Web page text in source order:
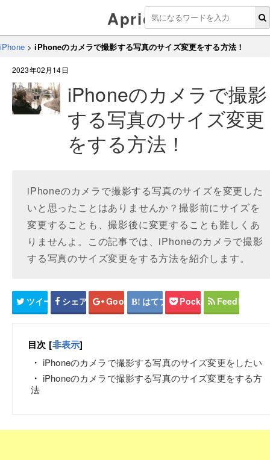
Aprico
iPhone>iPhoneのカメラで撮影する写真のサイズ変更をする方法！
2023年02月14日
iPhoneのカメラで撮影
する写真のサイズ変更
をする方法！
iPhoneのカメラで撮影する写真のサイズを変更した
いと思ったことはありませんか？撮影前にサイズを
変更することも、撮影後に変更することも難しくあ
りませんよ。この記事では、iPhoneのカメラで撮影
する写真のサイズ変更をする方法を紹介します。
ツイート シェア Google+ はてブ Pocket Feedly
目次 [非表示]
iPhoneのカメラで撮影する写真のサイズ変更をしたい
iPhoneのカメラで撮影する写真のサイズ変更をする方
法